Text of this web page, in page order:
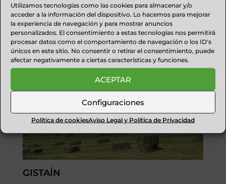
Utilizamos tecnologías como las cookies para almacenar y/o
acceder a la información del dispositivo. Lo hacemos para mejorar
la experiencia de navegación y para mostrar anuncios
personalizados. El consentimiento a estas tecnologías nos permitirá
procesar datos como el comportamiento de navegación o los ID's
únicos en este sitio. No consentir o retirar el consentimiento, puede
afectar negativamente a ciertas características y funciones.
ACEPTAR
Configuraciones
Política de cookiesAviso Legal y Política de Privacidad
Restaurantes Actividades ...
GISTAÍN